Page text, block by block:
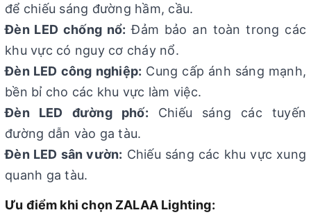
để chiếu sáng đường hầm, cầu.
Đèn LED chống nổ: Đảm bảo an toàn trong các
khu vực có nguy cơ cháy nổ.
Đèn LED công nghiệp: Cung cấp ánh sáng mạnh,
bền bỉ cho các khu vực làm việc.
Đèn LED đường phố: Chiếu sáng các tuyến
đường dẫn vào ga tàu.
Đèn LED sân vườn: Chiếu sáng các khu vực xung
quanh ga tàu.
Ưu điểm khi chọn ZALAA Lighting: